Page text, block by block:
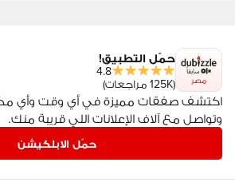
مصر
حمّل التطبيق!
4.8
(125K مراجعات)
اكتشف صفقات مميزة في أي وقت وأي
وتواصل مع آلاف الإعلانات اللي قريبة منك.
حمّل الابلكيشن